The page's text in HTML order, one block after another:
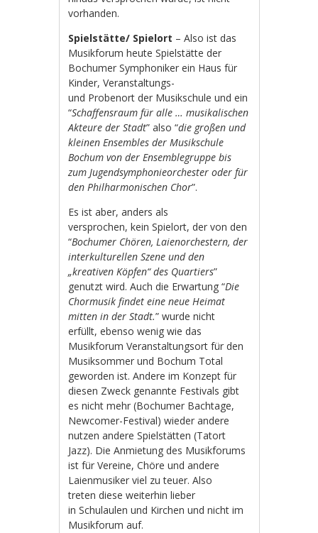
vorhanden.
Spielstätte/ Spielort – Also ist das
Musikforum heute Spielstätte der
Bochumer Symphoniker ein Haus für
Kinder, Veranstaltungs-
und Probenort der Musikschule und ein
“Schaffensraum für alle … musikalischen
Akteure der Stadt” also “die großen und
kleinen Ensembles der Musikschule
Bochum von der Ensemblegruppe bis
zum Jugendsymphonieorchester oder für
den Philharmonischen Chor”.
Es ist aber, anders als
versprochen, kein Spielort, der von den
“Bochumer Chören, Laienorchestern, der
interkulturellen Szene und den
„kreativen Köpfen“ des Quartiers”
genutzt wird. Auch die Erwartung “Die
Chormusik findet eine neue Heimat
mitten in der Stadt.” wurde nicht
erfüllt, ebenso wenig wie das
Musikforum Veranstaltungsort für den
Musiksommer und Bochum Total
geworden ist. Andere im Konzept für
diesen Zweck genannte Festivals gibt
es nicht mehr (Bochumer Bachtage,
Newcomer-Festival) wieder andere
nutzen andere Spielstätten (Tatort
Jazz). Die Anmietung des Musikforums
ist für Vereine, Chöre und andere
Laienmusiker viel zu teuer. Also
treten diese weiterhin lieber
in Schulaulen und Kirchen und nicht im
Musikforum auf.